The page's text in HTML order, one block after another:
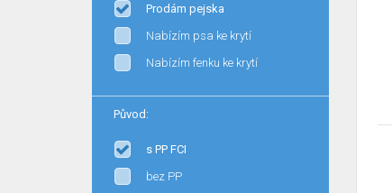
Prodám pejska
Nabízím psa ke krytí
Nabízím fenku ke krytí
Původ:
s PP FCI
bez PP